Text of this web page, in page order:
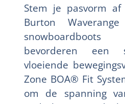
Stem je pasvorm
Burton
bevorderen
vloeiende
Zone BOA® Fit
om de spanning